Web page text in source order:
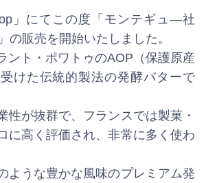
」にてこの度「モンテギュ―社
の販売を開始いたしました。
ント・ポワトゥのAOP（保護原産
けた伝統的製法の発酵バターで
性が抜群で、フランスでは製菓・
に高く評価され、非常に多く使わ
ような豊かな風味のプレミアム発